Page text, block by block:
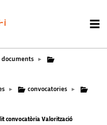
documents ▸
▸ convocatories ▸
convocatòria Valorització